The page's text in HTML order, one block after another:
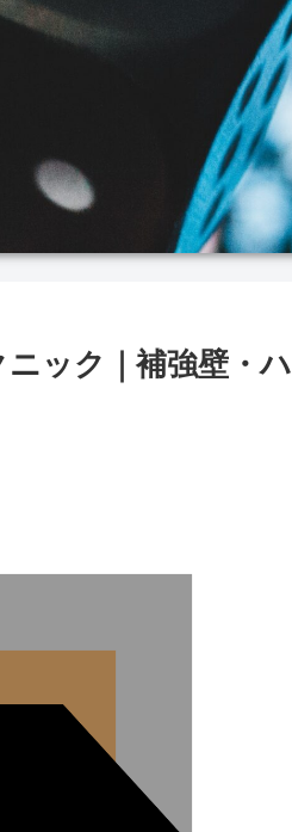
ック｜補強壁・ハ